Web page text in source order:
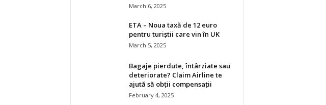
March 6, 2025
ETA – Noua taxă de 12 euro
pentru turiștii care vin în UK
March 5, 2025
Bagaje pierdute, întârziate sau
deteriorate? Claim Airline te
ajută să obții compensații
February 4, 2025